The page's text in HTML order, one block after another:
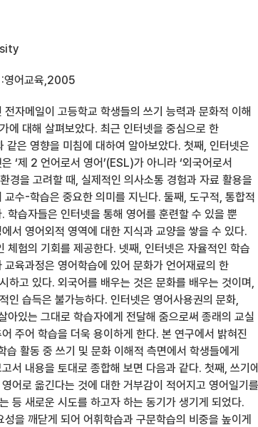
:영어교육,2005
자메일이 고등학교 학생들의 쓰기 능력과 문화적 이해
에 대해 살펴보았다. 최근 인터넷을 중심으로 한
은 영향을 미침에 대하여 알아보았다. 첫째, 인터넷은
‘제 2 언어로서 영어’(ESL)가 아니라 ‘외국어로서
경을 고려할 때, 실제적인 의사소통 경험과 자료 활용을
수-학습은 중요한 의미를 지닌다. 둘째, 도구적, 통합적
학습자들은 인터넷을 통해 영어를 훈련할 수 있을 뿐
서 영어외적 영역에 대한 지식과 교양을 쌓을 수 있다.
체험의 기회를 제공한다. 넷째, 인터넷은 자율적인 학습
육과정은 영어학습에 있어 문화가 언어재료의 한
하고 있다. 외국어를 배우는 것은 문화를 배우는 것이며,
인 습득은 불가능하다. 인터넷은 영어사용권의 문화,
아있는 그대로 학습자에게 전달해 줌으로써 종래의 교실
주어 학습을 더욱 용이하게 한다. 본 연구에서 밝혀진
활동 중 쓰기 및 문화 이해적 측면에서 학생들에게
서 내용을 토대로 종합해 보면 다음과 같다. 첫째, 쓰기에
어로 옮긴다는 것에 대한 거부감이 적어지고 영어일기를
등 새로운 시도를 하고자 하는 동기가 생기게 되었다.
을 깨닫게 되어 어휘학습과 구문학습의 비중을 높이게